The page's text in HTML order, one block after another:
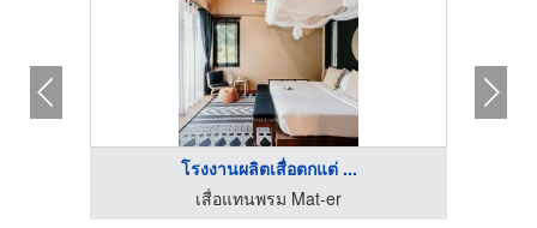
โรงงานผลิตเสื่อตกแต่ ...
เสื่อแทนพรม Mat-er